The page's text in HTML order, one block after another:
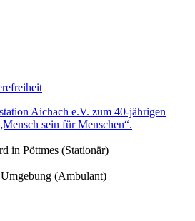
in Pöttmes (Stationär)
(Ambulant)